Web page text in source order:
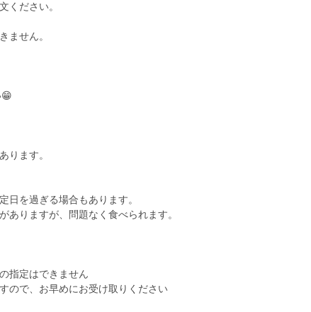
ください。
ません。
ります。
日を過ぎる場合もあります。
ありますが、問題なく食べられます。
指定はできません
ので、お早めにお受け取りください